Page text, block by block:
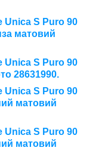
Unica S Puro 90
матовий
Unica S Puro 90
28631990.
Unica S Puro 90
матовий
Unica S Puro 90
матовий